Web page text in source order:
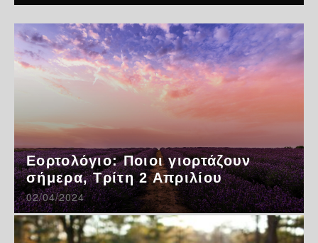
Εορτολόγιο: Ποιοι γιορτάζουν
σήμερα, Τρίτη 2 Απριλίου
02/04/2024